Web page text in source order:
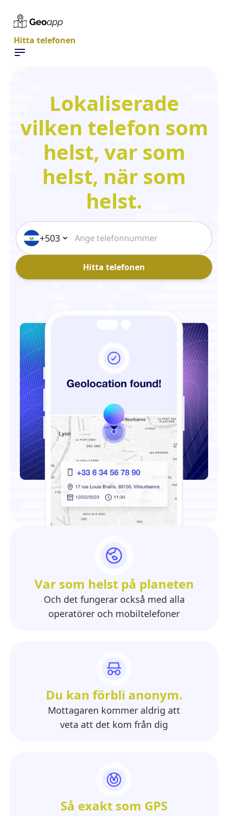
Hitta telefonen
Lokaliserade
vilken telefon som
helst, var som
helst, när som
helst.
+503
Hitta telefonen
Var som helst på planeten
Och det fungerar också med alla
operatörer och mobiltelefoner
Du kan förbli anonym.
Mottagaren kommer aldrig att
veta att det kom från dig
Så exakt som GPS